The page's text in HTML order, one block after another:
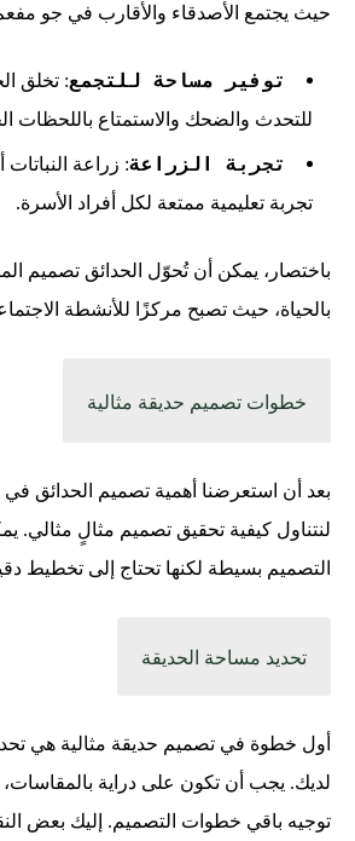
حيث يجتمع الأصدقاء والأقارب في جو
توفير مساحة للتجمع: تخلق
للتحدث والضحك والاستمتاع باللحظات
تجربة الزراعة: زراعة
تجربة تعليمية ممتعة لكل أفراد الأسرة.
باختصار، يمكن أن تُحوّل الحدائق تصميم
بالحياة، حيث تصبح مركزًا للأنشطة
خطوات تصميم حديقة مثالية
بعد أن استعرضنا أهمية تصميم الحدائق
لنتناول كيفية تحقيق تصميم مثالٍ
التصميم بسيطة لكنها تحتاج إلى تخطيط
تحديد مساحة الحديقة
أول خطوة في تصميم حديقة مثالية هي
لديك. يجب أن تكون على دراية
توجيه باقي خطوات التصميم. إليك بعض